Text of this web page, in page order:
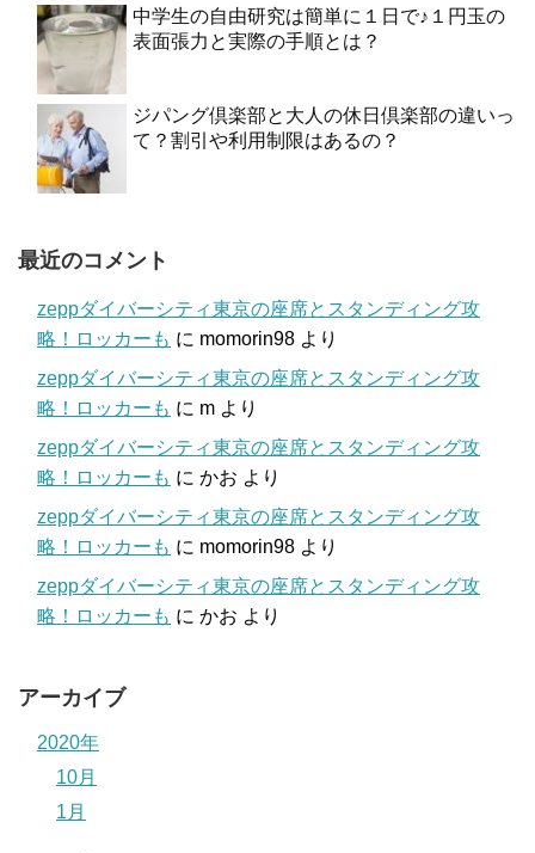
中学生の自由研究は簡単に１日で♪１円玉の
表面張力と実際の手順とは？
ジパング倶楽部と大人の休日倶楽部の違いっ
て？割引や利用制限はあるの？
最近のコメント
zeppダイバーシティ東京の座席とスタンディング攻
略！ロッカーも に momorin98 より
zeppダイバーシティ東京の座席とスタンディング攻
略！ロッカーも に m より
zeppダイバーシティ東京の座席とスタンディング攻
略！ロッカーも に かお より
zeppダイバーシティ東京の座席とスタンディング攻
略！ロッカーも に momorin98 より
zeppダイバーシティ東京の座席とスタンディング攻
略！ロッカーも に かお より
アーカイブ
2020年
10月
1月